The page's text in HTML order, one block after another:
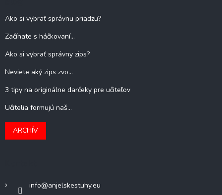
Ako si vybrať správnu priadzu?
Začínate s háčkovaní...
Ako si vybrať správny zips?
Neviete aký zips zvo...
3 tipy na originálne darčeky pre učiteľov
Učitelia formujú naš...
ARCHÍV
info@anjelskestuhy.eu